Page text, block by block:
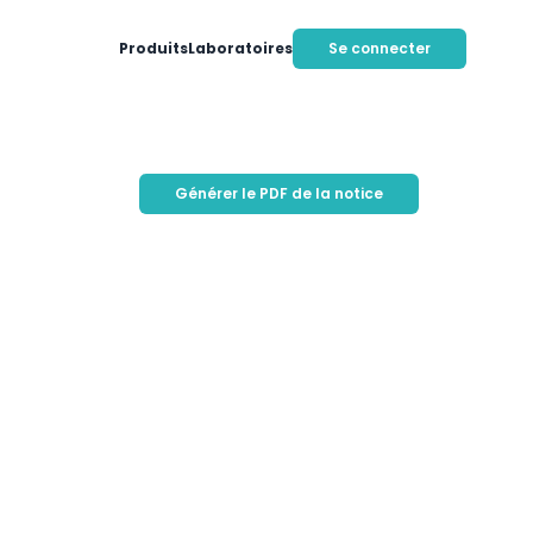
ProduitsLaboratoires Se connecter
Générer le PDF de la notice